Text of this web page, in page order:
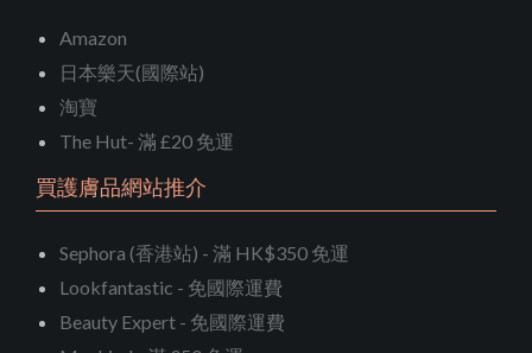
Amazon
日本樂天(國際站)
淘寶
The Hut- 滿 £20 免運
買護膚品網站推介
Sephora (香港站) - 滿 HK$350 免運
Lookfantastic - 免國際運費
Beauty Expert - 免國際運費